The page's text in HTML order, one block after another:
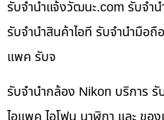
รับจํานําแจ้งวัฒนะ.com รับจำ
รับจำนำสินค้าไอที รับจำนำมือถื
แพค รับจ
รับจำนำกล้อง Nikon บริการ รั